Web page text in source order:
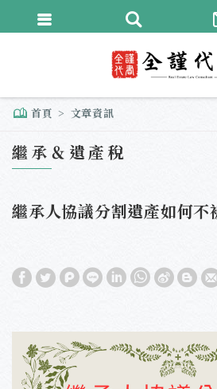
首頁 文章資訊
繼承＆遺產稅
繼承人協議分割遺產如何不
繁體中文
English